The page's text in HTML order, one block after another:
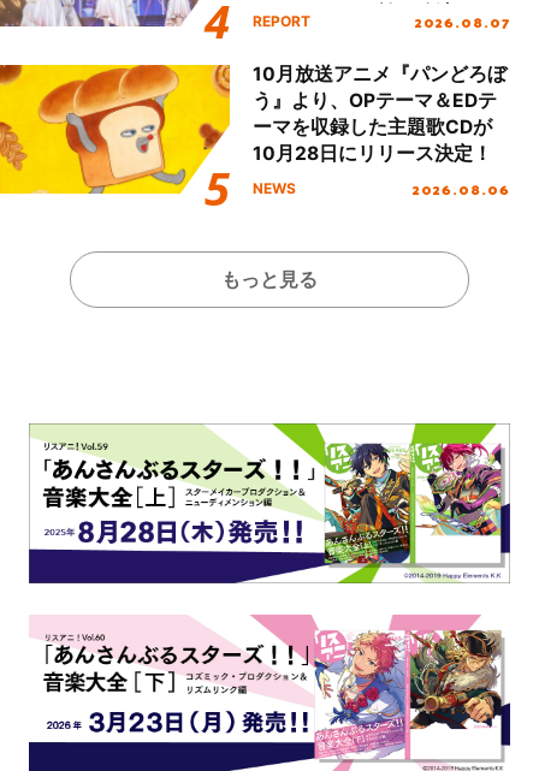
Party Stage／埼玉公演＞”
REPORT 2026.08.07
10月放送アニメ『パンどろぼ
う』より、OPテーマ＆EDテ
ーマを収録した主題歌CDが
10月28日にリリース決定！
NEWS 2026.08.06
もっと見る